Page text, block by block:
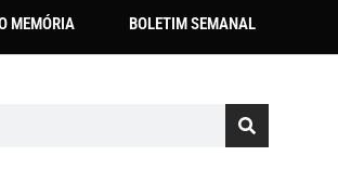
MEMÓRIA BOLETIM SEMANAL